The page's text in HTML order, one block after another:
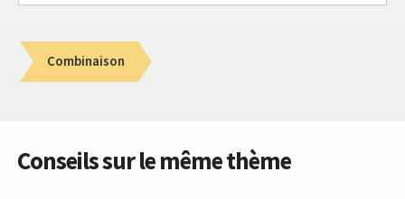
Combinaison
Conseils sur le même thème